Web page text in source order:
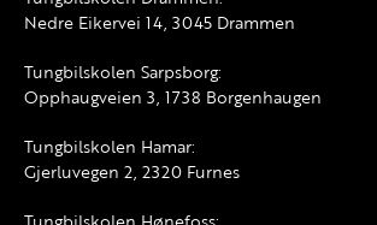
Nedre Eikervei 14, 3045 Drammen
Tungbilskolen Sarpsborg:
Opphaugveien 3, 1738 Borgenhaugen
Tungbilskolen Hamar:
Gjerluvegen 2, 2320 Furnes